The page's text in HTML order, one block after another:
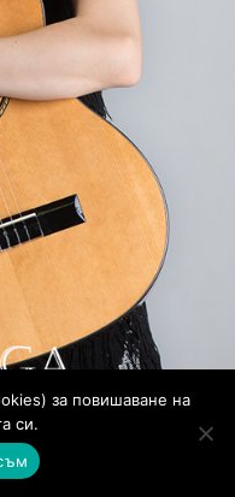
за повишаване на
си.